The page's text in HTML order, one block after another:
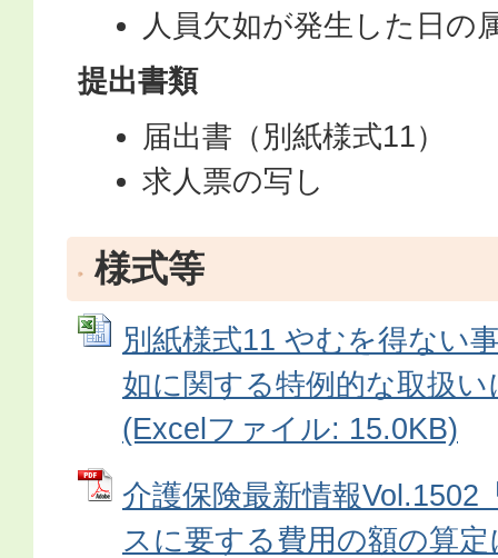
人員欠如が発生した日の
提出書類
届出書（別紙様式11）
求人票の写し
様式等
別紙様式11 やむを得ない
如に関する特例的な取扱い
(Excelファイル: 15.0KB)
介護保険最新情報Vol.1502
スに要する費用の額の算